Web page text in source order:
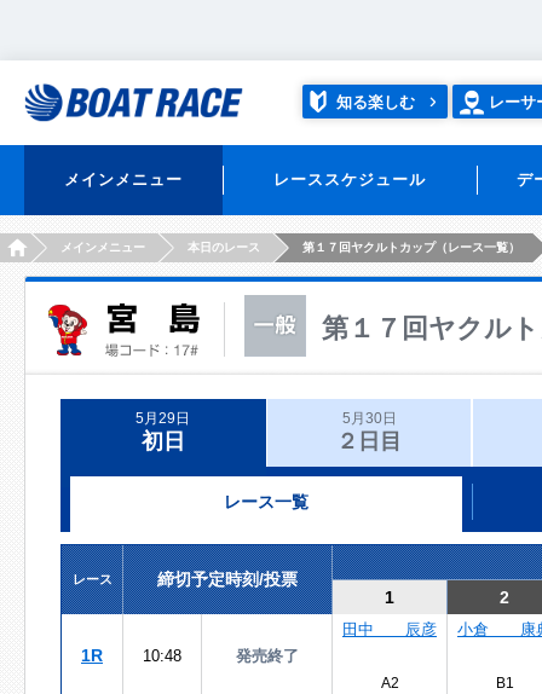
知る楽しむ レーサ
メインメニュー レーススケジュール デ
HOMEメインメニュー 本日のレース 第１７回ヤクルトカップ（レース一覧）
第１７回ヤクル
5月29日
初日
5月30日
２日目
レース一覧
レース
締切予定時刻/投票
1
2
1R 10:48 発売終了
田中 辰彦
A2
小倉 康
B1